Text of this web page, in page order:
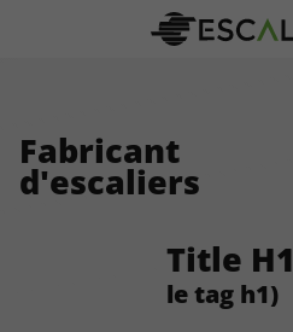
Fabricant
d'escaliers
Title H1
le tag h1)